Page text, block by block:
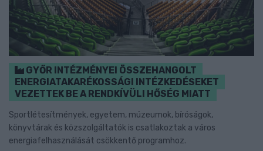
GYŐR INTÉZMÉNYEI ÖSSZEHANGOLT
ENERGIATAKARÉKOSSÁGI INTÉZKEDÉSEKET
VEZETTEK BE A RENDKÍVÜLI HŐSÉG MIATT
Sportlétesítmények, egyetem, múzeumok, bíróságok,
könyvtárak és közszolgáltatók is csatlakoztak a város
energiafelhasználását csökkentő programhoz.